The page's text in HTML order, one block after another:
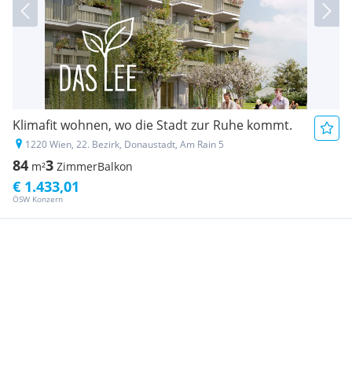
Klimafit wohnen, wo die Stadt zur Ruhe kommt.
1220 Wien, 22. Bezirk, Donaustadt, Am Rain 5
84 m²3 ZimmerBalkon
ÖSW Konzern
€ 1.433,01